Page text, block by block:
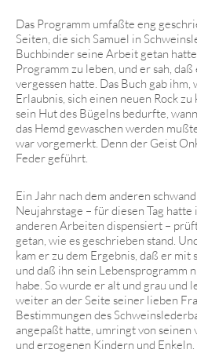
Das Programm umfaßte eng
Seiten, die sich Samuel in
Buchbinder seine Arbeit getan
Programm zu leben, und er sah,
vergessen hatte. Das Buch gab ihm,
Erlaubnis, sich einen neuen Rock
sein Hut des Bügelns bedurfte,
das Hemd gewaschen werden
war vorgemerkt. Denn der Geist
Feder geführt.
Ein Jahr nach dem anderen
Neujahrstage – für diesen Tag
anderen Arbeiten dispensiert –
getan, wie es geschrieben stand.
kam er zu dem Ergebnis, daß er
und daß ihn sein Lebensprogramm
habe. So wurde er alt und grau und
weiter an der Seite seiner lieben
Bestimmungen des
angepaßt hatte, umringt von
und erzogenen Kindern und Enkeln.